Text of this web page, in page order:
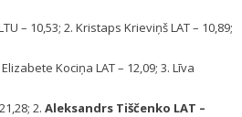
– 10,53; 2. Kristaps Krieviņš LAT – 10,89;
Kociņa LAT – 12,09; 3. Līva
2. Aleksandrs Tiščenko LAT –